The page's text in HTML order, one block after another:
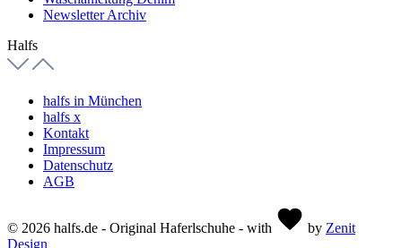
Newsletter Archiv
Halfs
halfs in München
halfs x
Kontakt
Impressum
Datenschutz
AGB
© 2026 halfs.de - Original Haferlschuhe - with by Zenit
Design